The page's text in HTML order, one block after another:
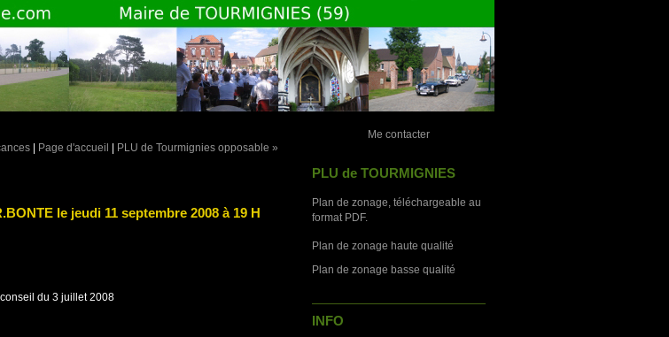
Me contacter
PLU de TOURMIGNIES
Plan de zonage, téléchargeable au
format PDF.
Plan de zonage haute qualité
Plan de zonage basse qualité
INFO
| Page d'accueil | PLU de Tourmignies opposable »
le jeudi 11 septembre 2008 à 19 H
du 3 juillet 2008